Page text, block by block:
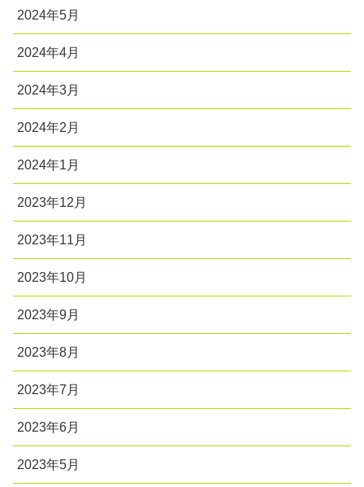
2024年5月
2024年4月
2024年3月
2024年2月
2024年1月
2023年12月
2023年11月
2023年10月
2023年9月
2023年8月
2023年7月
2023年6月
2023年5月